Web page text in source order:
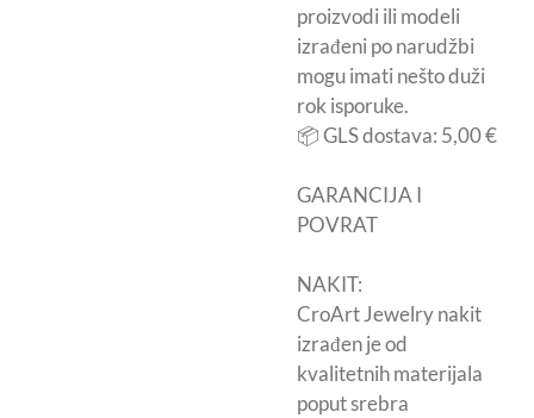
proizvodi ili modeli
izrađeni po narudžbi
mogu imati nešto duži
rok isporuke.
📦 GLS dostava: 5,00 €
GARANCIJA I
POVRAT
NAKIT:
CroArt Jewelry nakit
izrađen je od
kvalitetnih materijala
poput srebra